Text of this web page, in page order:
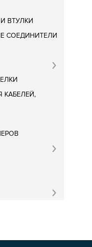
ВТУЛКИ
СОЕДИНИТЕЛИ
КАБЕЛЕЙ,